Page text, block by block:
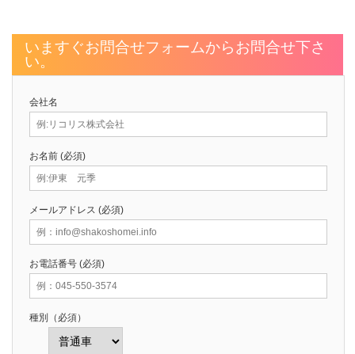
いますぐお問合せフォームからお問合せ下さ
い。
会社名
お名前 (必須)
メールアドレス (必須)
お電話番号 (必須)
種別（必須）